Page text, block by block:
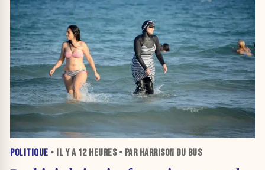
POLITIQUE • IL Y A 12 HEURES• PAR HARRISON DU BUS